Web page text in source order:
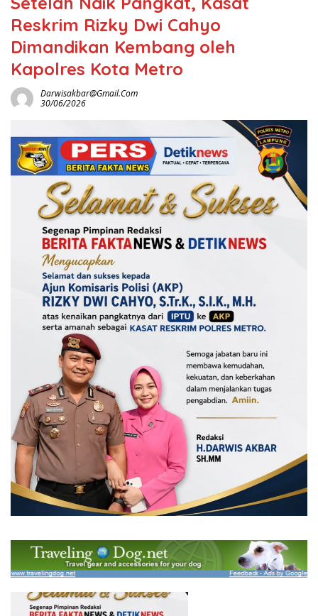
Reskrim Rizky Dwi Cahyo
Dimandikan Kembang oleh
Kapolres Kota Metro
Darwisakbar@gmail.com
30/06/2026